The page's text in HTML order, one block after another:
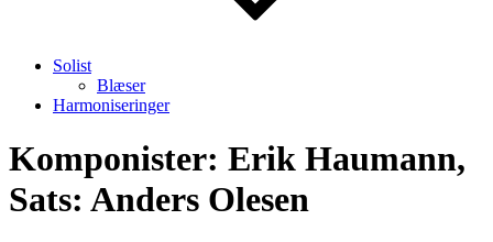
Solist
Blæser
Harmoniseringer
Komponister: Erik Haumann,
Sats: Anders Olesen